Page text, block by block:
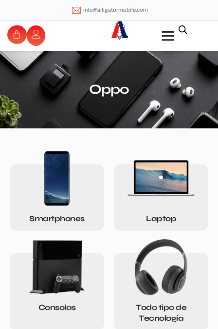
info@alligatormobile.com
Oppo
Smartphones Laptop
Consolas
Todo tipo de
Tecnología